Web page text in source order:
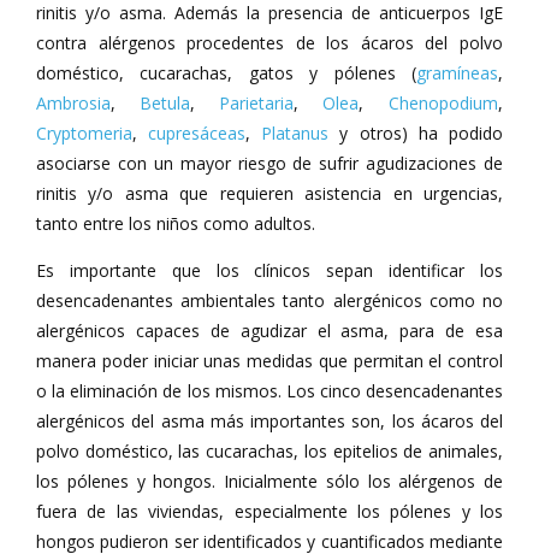
rinitis y/o asma. Además la presencia de anticuerpos IgE
contra alérgenos procedentes de los ácaros del polvo
doméstico, cucarachas, gatos y pólenes (gramíneas,
Ambrosia, Betula, Parietaria, Olea, Chenopodium,
Cryptomeria, cupresáceas, Platanus y otros) ha podido
asociarse con un mayor riesgo de sufrir agudizaciones de
rinitis y/o asma que requieren asistencia en urgencias,
tanto entre los niños como adultos.
Es importante que los clínicos sepan identificar los
desencadenantes ambientales tanto alergénicos como no
alergénicos capaces de agudizar el asma, para de esa
manera poder iniciar unas medidas que permitan el control
o la eliminación de los mismos. Los cinco desencadenantes
alergénicos del asma más importantes son, los ácaros del
polvo doméstico, las cucarachas, los epitelios de animales,
los pólenes y hongos. Inicialmente sólo los alérgenos de
fuera de las viviendas, especialmente los pólenes y los
hongos pudieron ser identificados y cuantificados mediante